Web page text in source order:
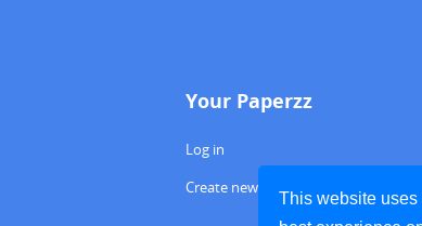
This website
Your Paperzz
Log in
Create new account